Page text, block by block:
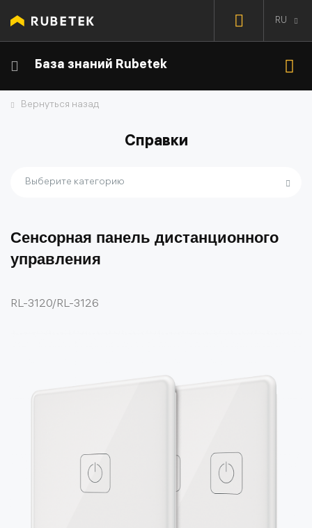
RU
База знаний Rubetek
Вернуться назад
Справки
Выберите категорию
Сенсорная панель дистанционного
управления
RL-3120/RL-3126